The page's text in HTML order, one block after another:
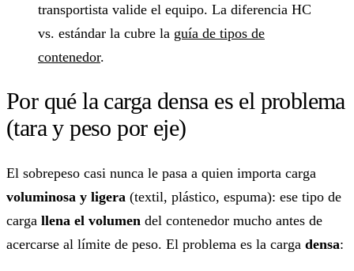
transportista valide el equipo. La diferencia HC
vs. estándar la cubre la guía de tipos de
contenedor.
Por qué la carga densa es el problema
(tara y peso por eje)
El sobrepeso casi nunca le pasa a quien importa carga
voluminosa y ligera (textil, plástico, espuma): ese tipo de
carga llena el volumen del contenedor mucho antes de
acercarse al límite de peso. El problema es la carga densa: